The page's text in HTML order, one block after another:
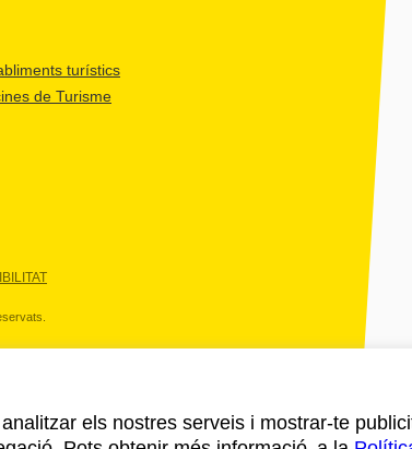
turístics
de Turisme
els nostres serveis i mostrar-te